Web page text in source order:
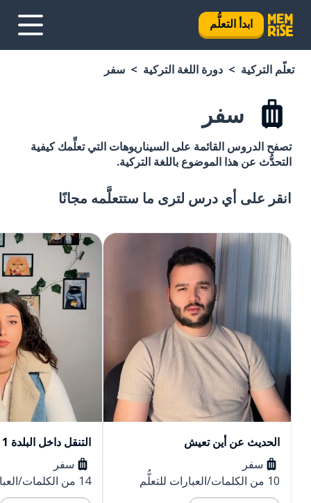
سفر
التي تعلِّمك كيفية
التركية.
ستتعلَّمه مجانًا
التنقل داخل البلدة 1
14 من الكلمات/العبارات للتعلُّم
التنقل
21 من الكلمات/العبارات للتعلُّم